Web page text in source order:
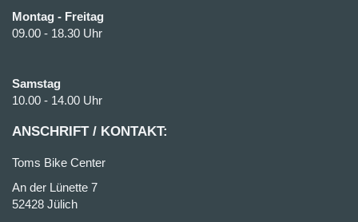
Montag - Freitag
09.00 - 18.30 Uhr
Samstag
10.00 - 14.00 Uhr
ANSCHRIFT / KONTAKT:
Toms Bike Center
An der Lünette 7
52428 Jülich